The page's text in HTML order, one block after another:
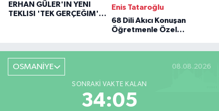
ERHAN GÜLER'IN YENI
TEKLISI 'TEK GERÇEĞIM'LE
Enis Tataroğlu
68 Dili Akıcı Konuşan
Öğretmenle Özel
OSMANİYE 08.08.2026
SONRAKI VAKTE KALAN
34:04